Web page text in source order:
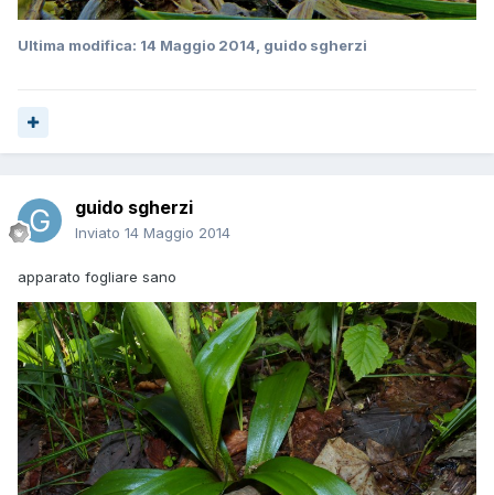
Ultima modifica: 14 Maggio 2014, guido sgherzi
guido sgherzi
Inviato 14 Maggio 2014
apparato fogliare sano